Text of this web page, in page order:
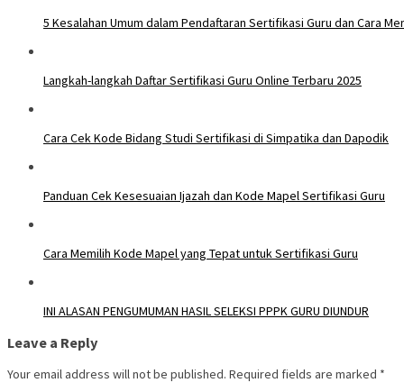
5 Kesalahan Umum dalam Pendaftaran Sertifikasi Guru dan Cara
Langkah-langkah Daftar Sertifikasi Guru Online Terbaru 2025
Cara Cek Kode Bidang Studi Sertifikasi di Simpatika dan Dapodik
Panduan Cek Kesesuaian Ijazah dan Kode Mapel Sertifikasi Guru
Cara Memilih Kode Mapel yang Tepat untuk Sertifikasi Guru
INI ALASAN PENGUMUMAN HASIL SELEKSI PPPK GURU DIUNDUR
Leave a Reply
Your email address will not be published. Required fields are marked *